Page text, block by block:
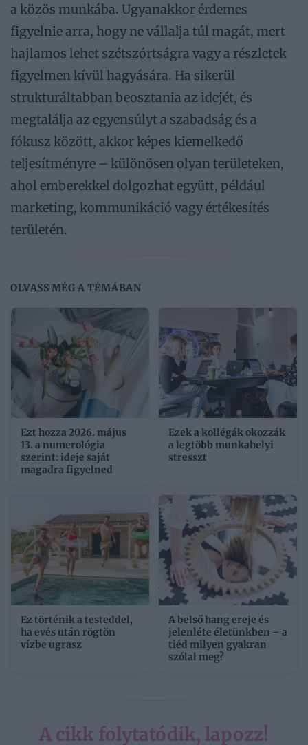
a közös munkába. Ugyanakkor érdemes
figyelnie arra, hogy ne vállalja túl magát, mert
hajlamos lehet szétszórtságra vagy a részletek
figyelmen kívül hagyására. Ha sikerül
strukturáltabban beosztania az idejét, és
megtalálja az egyensúlyt a szabadság és a
fókusz között, akkor képes kiemelkedő
teljesítményre – különösen olyan területeken,
ahol emberekkel dolgozhat együtt, például
marketing, kommunikáció vagy értékesítés
területén.
OLVASS MÉG A TÉMÁBAN
Ezt hozza 2026. május
13. a numerológia
szerint: ideje saját
magadra figyelned
Ezek a kollégák okozzák
a legtöbb munkahelyi
stresszt
Ez történik a testeddel,
ha evés után rögtön
vízbe ugrasz
A belső hang ereje és
jelenléte életünkben – a
tiéd milyen gyakran
szólal meg?
A cikk folytatódik, lapozz!